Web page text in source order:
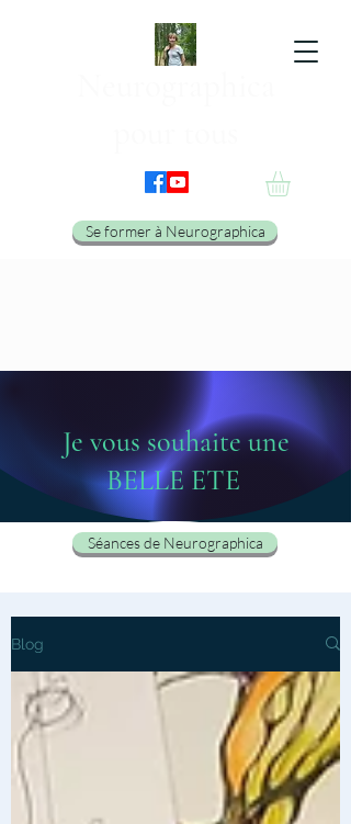
Se former à Neurographica
Je vous souhaite une
BELLE ETE
Séances de Neurographica
Blog